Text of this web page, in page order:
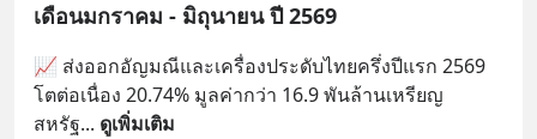
เดือนมกราคม - มิถุนายน ปี 2569
📈 ส่งออกอัญมณีและเครื่องประดับไทยครึ่งปีแรก 2569
โตต่อเนื่อง 20.74% มูลค่ากว่า 16.9 พันล้านเหรียญ
สหรัฐ... ดูเพิ่มเติม